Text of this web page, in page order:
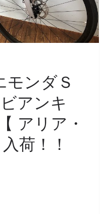
モンダＳ
アンキ
アリア・
荷！！